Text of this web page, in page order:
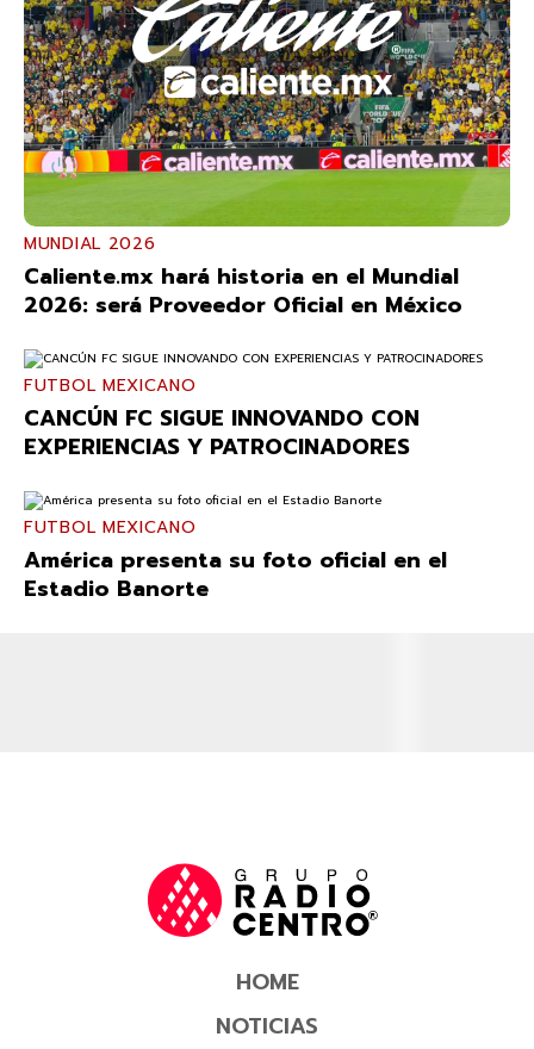
MUNDIAL 2026
Caliente.mx hará historia en el Mundial
2026: será Proveedor Oficial en México
FUTBOL MEXICANO
CANCÚN FC SIGUE INNOVANDO CON
EXPERIENCIAS Y PATROCINADORES
FUTBOL MEXICANO
América presenta su foto oficial en el
Estadio Banorte
HOME
NOTICIAS